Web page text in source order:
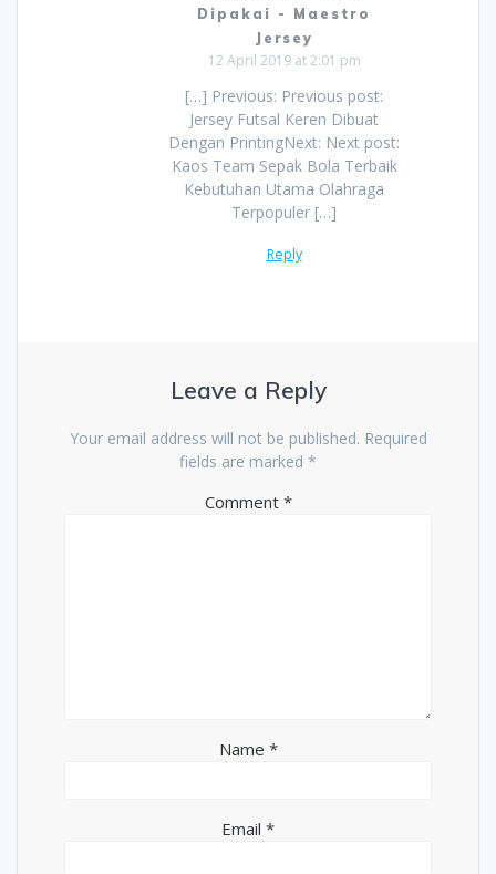
Dipakai - Maestro
Jersey
12 April 2019 at 2:01 pm
[…] Previous: Previous post:
Jersey Futsal Keren Dibuat
Dengan PrintingNext: Next post:
Kaos Team Sepak Bola Terbaik
Kebutuhan Utama Olahraga
Terpopuler […]
Reply
Leave a Reply
Your email address will not be published. Required
fields are marked *
Comment *
Name *
Email *